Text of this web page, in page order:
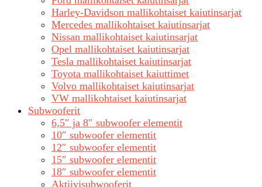
Harley-Davidson mallikohtaiset kaiutinsarjat
Mercedes mallikohtaiset kaiutinsarjat
Nissan mallikohtaiset kaiutinsarjat
Opel mallikohtaiset kaiutinsarjat
Tesla mallikohtaiset kaiutinsarjat
Toyota mallikohtaiset kaiuttimet
Volvo mallikohtaiset kaiutinsarjat
VW mallikohtaiset kaiutinsarjat
Subwooferit
6,5″ ja 8″ subwoofer elementit
10″ subwoofer elementit
12″ subwoofer elementit
15″ subwoofer elementit
18″ subwoofer elementit
Aktiivisubwooferit